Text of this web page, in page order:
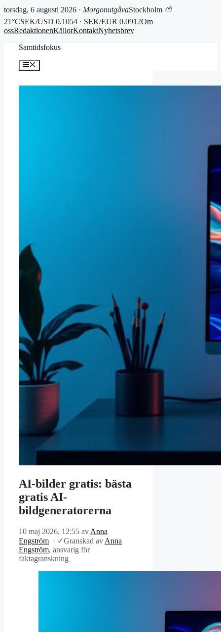
torsdag, 6 augusti 2026 · MorgonutgåvaStockholm ⛅
21°CSEK/USD 0.1054 · SEK/EUR 0.0912Om
ossRedaktionenKällorKontaktNyhetsbrev
Samtidsfokus
Meny
AI-bilder gratis: bästa
gratis AI-
bildgeneratorerna
10 maj 2026, 12:55 av Anna
Engström · ✓Granskad av Anna
Engström, ansvarig för
faktagranskning